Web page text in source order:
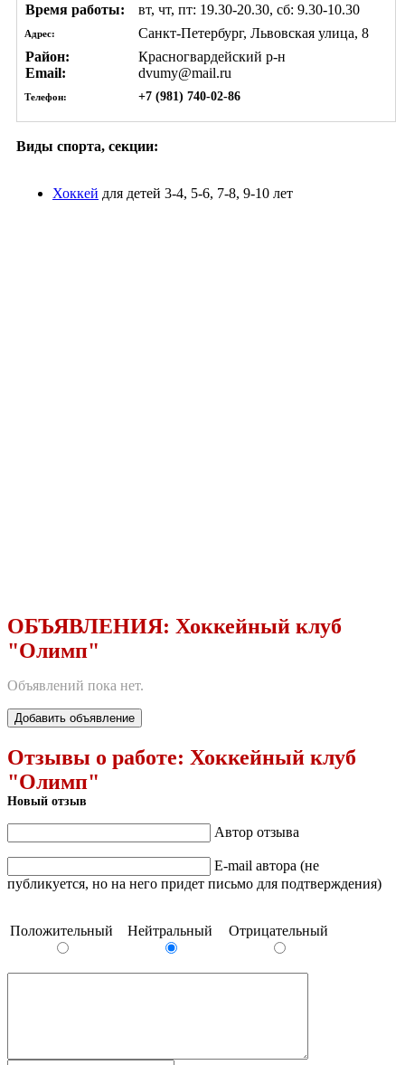
Время работы:
вт, чт, пт: 19.30-20.30, сб: 9.30-10.30
Адрес:
Санкт-Петербург, Львовская улица, 8
Район:
Красногвардейский р-н
Email:
dvumy@mail.ru
Телефон: +7 (981) 740-02-86
Виды спорта, секции:
Хоккей для детей 3-4, 5-6, 7-8, 9-10 лет
ОБЪЯВЛЕНИЯ: Хоккейный клуб
"Олимп"
Объявлений пока нет.
Добавить объявление
Отзывы о работе: Хоккейный клуб
"Олимп"
Новый отзыв
Автор отзыва
E-mail автора (не
публикуется, но на него придет письмо для подтверждения)
Положительный Нейтральный Отрицательный